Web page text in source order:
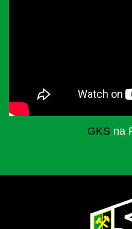
GKS na